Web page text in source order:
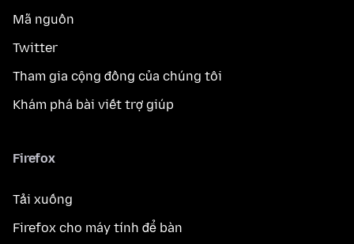
Mã nguồn
Twitter
Tham gia cộng đồng của chúng tôi
Khám phá bài viết trợ giúp
Firefox
Tải xuống
Firefox cho máy tính để bàn